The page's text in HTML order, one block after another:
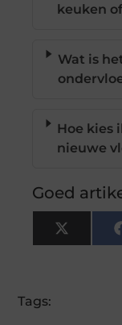
keuken
Wat is
Hoe kies
nieuwe
Goed
X
Tags: